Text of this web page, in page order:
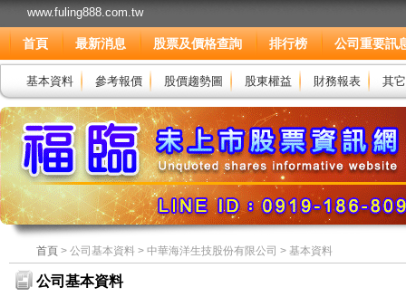
www.fuling888.com.tw
首頁 最新消息 股票及價格查詢 排行榜 公司重要訊
基本資料 參考報價 股價趨勢圖 股東權益 財務報表 其
首頁 > 公司基本資料 > 中華海洋生技股份有限公司 > 基本資料
公司基本資料